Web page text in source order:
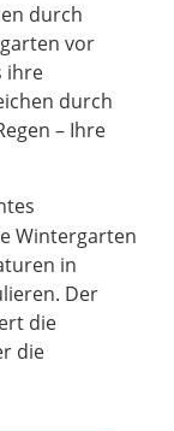
durch
vor
ihre
durch
– Ihre
Wintergarten
in
Der
die
die